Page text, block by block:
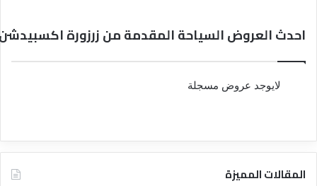
احدث العروض السياحة المقدمة من زرزورة
لايوجد عروض مسجلة
المقالات المميزة